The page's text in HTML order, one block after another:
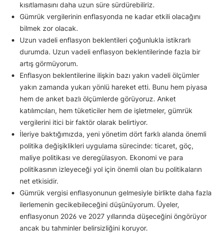
kısıtlamasını daha uzun süre sürdürebiliriz.
Gümrük vergilerinin enflasyonda ne kadar etkili olacağını
bilmek zor olacak.
Uzun vadeli enflasyon beklentileri çoğunlukla istikrarlı
durumda. Uzun vadeli enflasyon beklentilerinde fazla bir
artış görmüyorum.
Enflasyon beklentilerine ilişkin bazı yakın vadeli ölçümler
yakın zamanda yukarı yönlü hareket etti. Bunu hem piyasa
hem de anket bazlı ölçümlerde görüyoruz. Anket
katılımcıları, hem tüketiciler hem de işletmeler, gümrük
vergilerini itici bir faktör olarak belirtiyor.
İleriye baktığımızda, yeni yönetim dört farklı alanda önemli
politika değişiklikleri uygulama sürecinde: ticaret, göç,
maliye politikası ve deregülasyon. Ekonomi ve para
politikasının izleyeceği yol için önemli olan bu politikaların
net etkisidir.
Gümrük vergisi enflasyonunun gelmesiyle birlikte daha fazla
ilerlemenin gecikebileceğini düşünüyorum. Üyeler,
enflasyonun 2026 ve 2027 yıllarında düşeceğini öngörüyor
ancak bu tahminler belirsizliğini koruyor.